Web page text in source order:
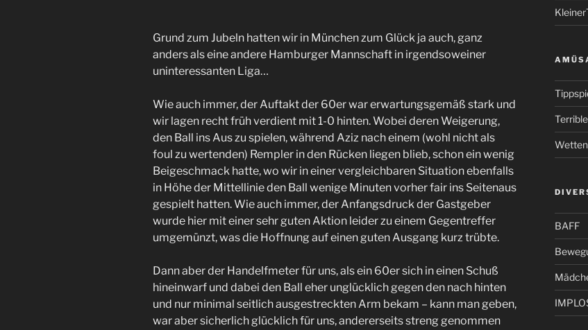
Grund zum Jubeln hatten wir in München zum Glück ja auch, ganz
anders als eine andere Hamburger Mannschaft in irgendsoweiner
uninteressanten Liga…
Wie auch immer, der Auftakt der 60er war erwartungsgemäß stark und
wir lagen recht früh verdient mit 1-0 hinten. Wobei deren Weigerung,
den Ball ins Aus zu spielen, während Aziz nach einem (wohl nicht als
foul zu wertenden) Rempler in den Rücken liegen blieb, schon ein wenig
Beigeschmack hatte, wo wir in einer vergleichbaren Situation ebenfalls
in Höhe der Mittellinie den Ball wenige Minuten vorher fair ins Seitenaus
gespielt hatten. Wie auch immer, der Anfangsdruck der Gastgeber
wurde hier mit einer sehr guten Aktion leider zu einem Gegentreffer
umgemünzt, was die Hoffnung auf einen guten Ausgang kurz trübte.
Dann aber der Handelfmeter für uns, als ein 60er sich in einen Schuß
hineinwarf und dabei den Ball eher unglücklich gegen den nach hinten
und nur minimal seitlich ausgestreckten Arm bekam – kann man geben,
war aber sicherlich glücklich für uns, andererseits streng genommen
BAFF